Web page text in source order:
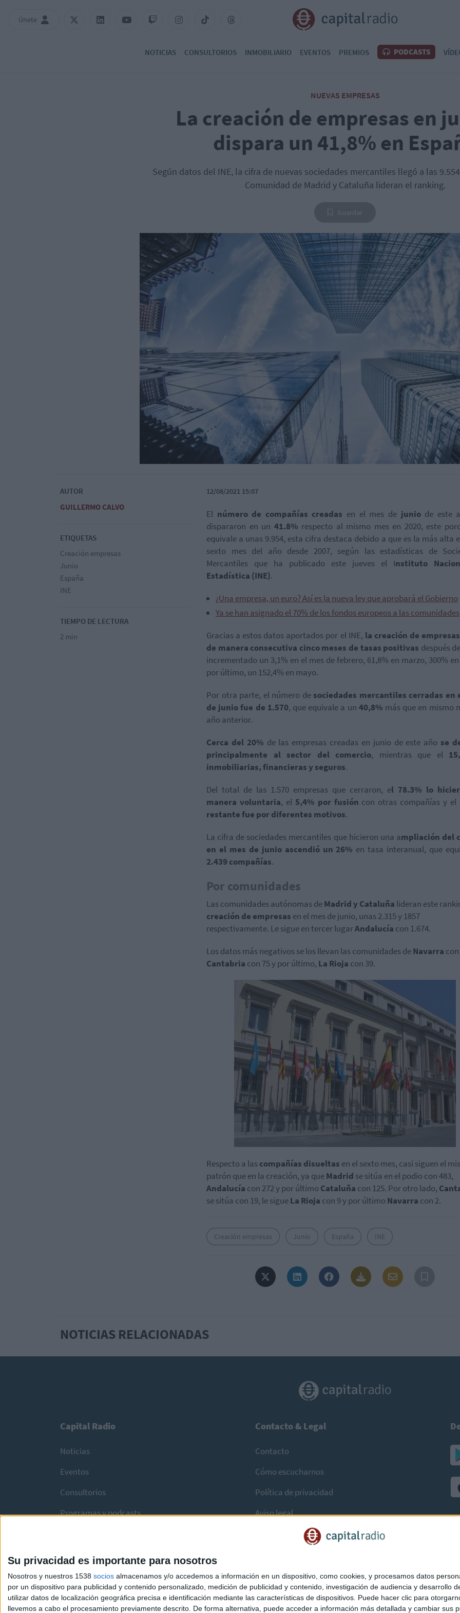
Su privacidad es importante para nosotros
Nosotros y nuestros 1538 socios almacenamos y/o accedemos a información en un dispositivo, como cookies, y procesamos datos
por un dispositivo para publicidad y contenido personalizado, medición de publicidad y contenido, investigación de audiencia y desarrollo
utilizar datos de localización geográfica precisa e identificación mediante las características de dispositivos. Puede hacer clic para
llevemos a cabo el procesamiento previamente descrito. De forma alternativa, puede acceder a información más detallada y cambiar sus
Únete
NOTICIAS CONSULTORIOS INMOBILIARIO EVENTOS PREMIOS PODCASTS
NUEVAS EMPRESAS
La creación de empresas en
dispara un 41,8% en
Según datos del INE, la cifra de nuevas sociedades mercantiles llegó a las
Comunidad de Madrid y Cataluña lideran el ranking.
AUTOR
GUILLERMO CALVO
ETIQUETAS
Creación empresas
Junio
España
INE
TIEMPO DE LECTURA
2 min
12/08/2021 15:07
El número de compañías creadas en el mes de junio de este
dispararon en un 41.8% respecto al mismo mes en 2020, este
equivale a unas 9.954, esta cifra destaca debido a que es la más alta
sexto mes del año desde 2007, según las estadísticas de
Mercantiles que ha publicado este jueves el Instituto
Estadística (INE).
¿Una empresa, un euro? Así es la nueva ley que aprobará el Gobierno
Ya se han asignado el 70% de los fondos europeos a las comunidades
Gracias a estos datos aportados por el INE, la creación de
de manera consecutiva cinco meses de tasas positivas después
incrementado un 3,1% en el mes de febrero, 61,8% en marzo, 300%
por último, un 152,4% en mayo.
Por otra parte, el número de sociedades mercantiles cerradas en
de junio fue de 1.570, que equivale a un 40,8% más que en mismo
año anterior.
Cerca del 20% de las empresas creadas en junio de este año se
principalmente al sector del comercio, mientras que el
inmobiliarias, financieras y seguros.
Del total de las 1.570 empresas que cerraron, el 78.3% lo
manera voluntaria, el 5,4% por fusión con otras compañías y el
restante fue por diferentes motivos.
La cifra de sociedades mercantiles que hicieron una ampliación del
en el mes de junio ascendió un 26% en tasa interanual, que
2.439 compañías.
Por comunidades
Las comunidades autónomas deMadrid y Cataluña lideran este
creación de empresas en el mes de junio, unas 2.315 y 1857
respectivamente. Le sigue en tercer lugarAndalucía con 1.674.
Los datos más negativos se los llevan las comunidades deNavarra
Cantabria con 75 y por último, La Rioja con 39.
Respecto a lascompañías disueltas en el sexto mes, casi siguen el
patrón que en la creación, ya queMadrid se sitúa en el podio con 483,
Andalucía con 272 y por último Cataluña con 125. Por otro lado,
se sitúa con 19, le sigueLa Rioja con 9 y por último Navarra con 2.
Creación empresas Junio España INE
NOTICIAS RELACIONADAS
Capital Radio
Noticias
Eventos
Consultorios
Programas y podcasts
Contacto & Legal
Contacto
Cómo escucharnos
Política de privacidad
Aviso legal